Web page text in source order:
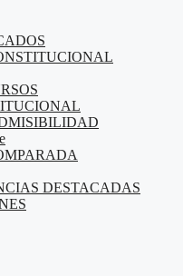
DESTACADAS